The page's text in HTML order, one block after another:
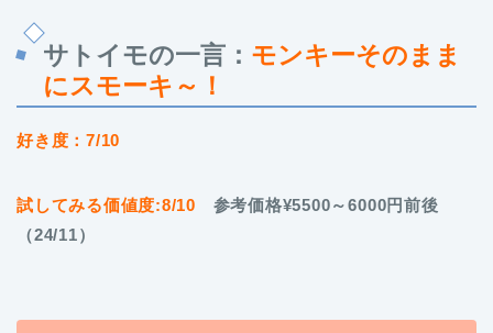
サトイモの一言： モンキーそのまま
にスモーキ～ ！
好き度：7/10
試してみる価値度:8/10 参考価格¥5500～6000円前後
（24/11）